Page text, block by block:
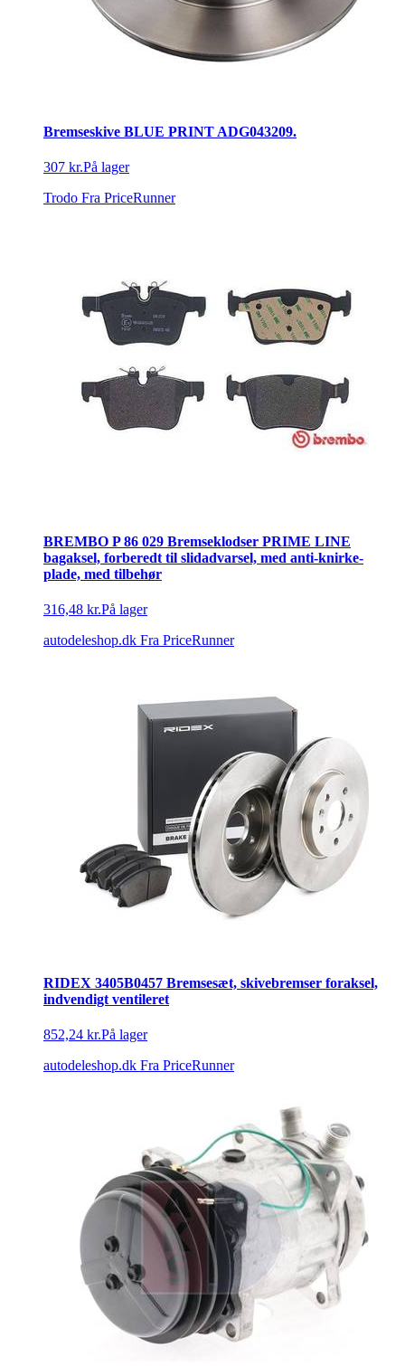
Bremseskive BLUE PRINT ADG043209.
307 kr.På lager
Trodo Fra PriceRunner
BREMBO P 86 029 Bremseklodser PRIME LINE
bagaksel, forberedt til slidadvarsel, med anti-knirke-
plade, med tilbehør
316,48 kr.På lager
autodeleshop.dk Fra PriceRunner
RIDEX 3405B0457 Bremsesæt, skivebremser foraksel,
indvendigt ventileret
852,24 kr.På lager
autodeleshop.dk Fra PriceRunner